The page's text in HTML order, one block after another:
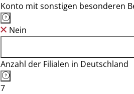
Konto mit sonstigen besonderen
Nein
Anzahl der Filialen in Deutschland
7